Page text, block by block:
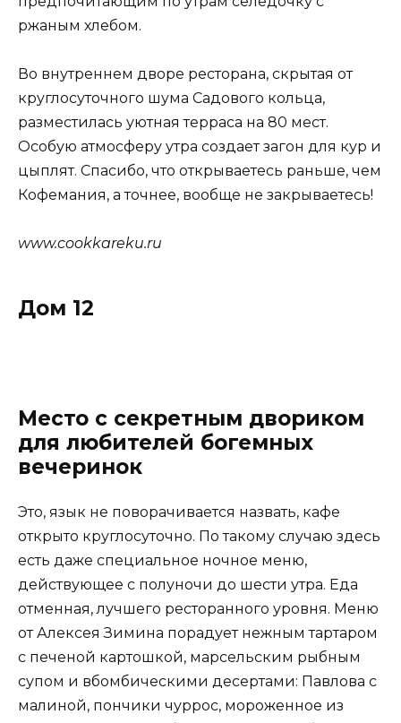
ржаным хлебом.
Во внутреннем дворе ресторана, скрытая от
круглосуточного шума Садового кольца,
разместилась уютная терраса на 80 мест.
Особую атмосферу утра создает загон для кур и
цыплят. Спасибо, что открываетесь раньше, чем
Кофемания, а точнее, вообще не закрываетесь!
www.cookkareku.ru
Дом 12
Место с секретным двориком
для любителей богемных
вечеринок
Это, язык не поворачивается назвать, кафе
открыто круглосуточно. По такому случаю здесь
есть даже специальное ночное меню,
действующее с полуночи до шести утра. Еда
отменная, лучшего ресторанного уровня. Меню
от Алексея Зимина порадует нежным тартаром
с печеной картошкой, марсельским рыбным
супом и вбомбическими десертами: Павлова с
малиной, пончики чуррос, мороженное из